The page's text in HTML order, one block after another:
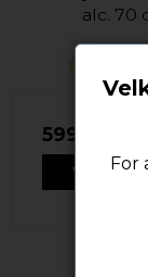
alc. 70
599,00 DKK
VIS
For